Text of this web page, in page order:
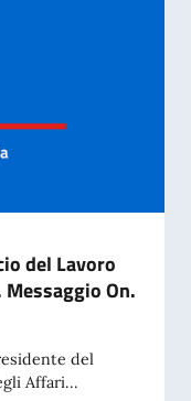
del Lavoro
On.
del
Affari...